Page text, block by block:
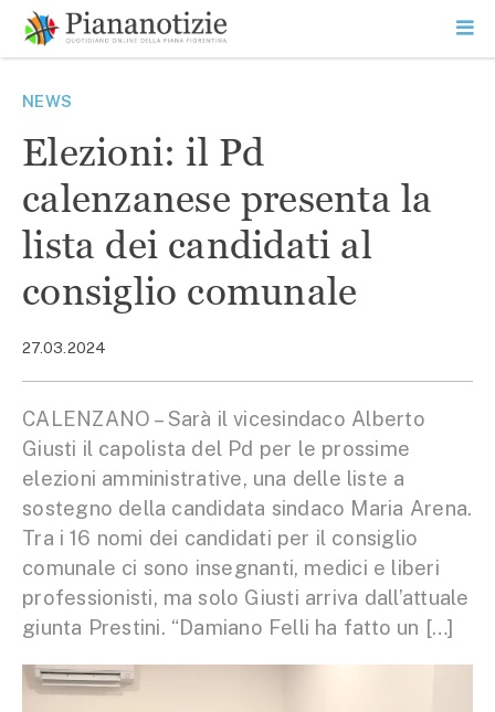
contenuto
SEARCH
NEWS
Elezioni: il Pd
calenzanese presenta la
lista dei candidati al
consiglio comunale
27.03.2024
CALENZANO – Sarà il vicesindaco Alberto
Giusti il capolista del Pd per le prossime
elezioni amministrative, una delle liste a
sostegno della candidata sindaco Maria Arena.
Tra i 16 nomi dei candidati per il consiglio
comunale ci sono insegnanti, medici e liberi
professionisti, ma solo Giusti arriva dall’attuale
giunta Prestini. “Damiano Felli ha fatto un […]